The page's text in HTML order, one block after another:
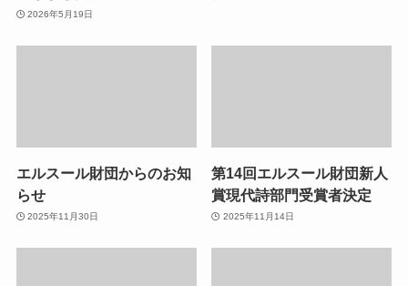
2026年5月19日
エルスール財団からのお知
らせ
2025年11月30日
第14回エルスール財団新人
賞現代詩部門受賞者決定
2025年11月14日